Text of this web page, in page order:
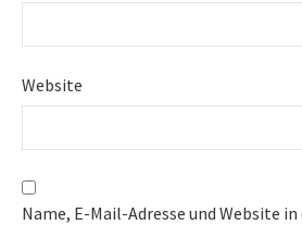
Website
Name, E-Mail-Adresse und Website